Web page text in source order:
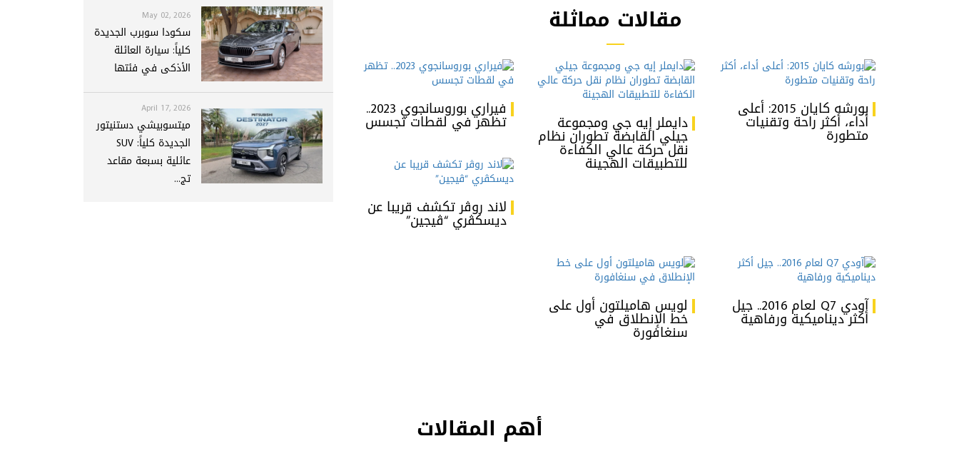
مقالات مماثلة
بورشه كايان 2015: أعلى
أداء، أكثر راحة وتقنيات
متطورة
دايملر إيه جي ومجموعة
جيلي القابضة تطوران نظام
نقل حركة عالي الكفاءة
للتطبيقات الهجينة
فيراري بوروسانجوي 2023..
تظهر في لقطات تجسس
لاند روڤر تكشف قريبا عن
ديسكڤري “ڤيجين”
آودي Q7 لعام 2016.. جيل
أكثر ديناميكية ورفاهية
لويس هاميلتون أول على
خط الإنطلاق في
سنغافورة
May 02, 2026
سكودا سوبرب الجديدة
كلياً: سيارة العائلة
الأذكى في فئتها
April 17, 2026
ميتسوبيشي دستنيتور
الجديدة كلياً: SUV
عائلية بسبعة مقاعد
تج...
أهم المقالات